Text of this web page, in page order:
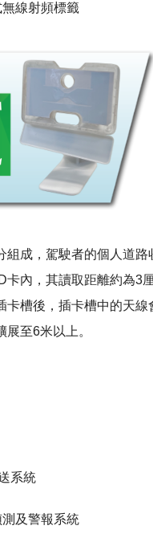
線射頻標籤
組成，駕駛者的個人道路
卡內，其讀取距離約為3
卡槽後，插卡槽中的天線
至6米以上。
系統
及警報系統